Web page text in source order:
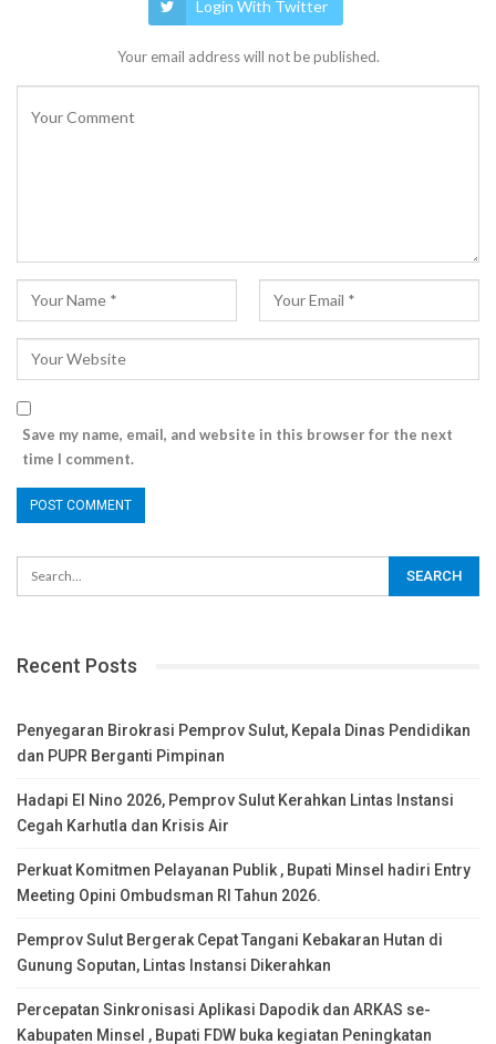
Login With Twitter
Your email address will not be published.
Save my name, email, and website in this browser for the next
time I comment.
Recent Posts
Penyegaran Birokrasi Pemprov Sulut, Kepala Dinas Pendidikan
dan PUPR Berganti Pimpinan
Hadapi El Nino 2026, Pemprov Sulut Kerahkan Lintas Instansi
Cegah Karhutla dan Krisis Air
Perkuat Komitmen Pelayanan Publik , Bupati Minsel hadiri Entry
Meeting Opini Ombudsman RI Tahun 2026.
Pemprov Sulut Bergerak Cepat Tangani Kebakaran Hutan di
Gunung Soputan, Lintas Instansi Dikerahkan
Percepatan Sinkronisasi Aplikasi Dapodik dan ARKAS se-
Kabupaten Minsel , Bupati FDW buka kegiatan Peningkatan